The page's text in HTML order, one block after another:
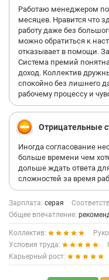
Работаю менеджером
месяцев. Нравится что
работу даже без
можно обратиться к
отказывает в помощи.
Система премий
доход. Коллектив
спокойно без лишнего
рабочему процессу и
Отрицательные
Иногда согласование
больше времени чем
дольше ждать ответа
сложностей за время
Зарплата: серая
Общее впечатление:
Коллектив:
Условия труда:
Карьерный рост: